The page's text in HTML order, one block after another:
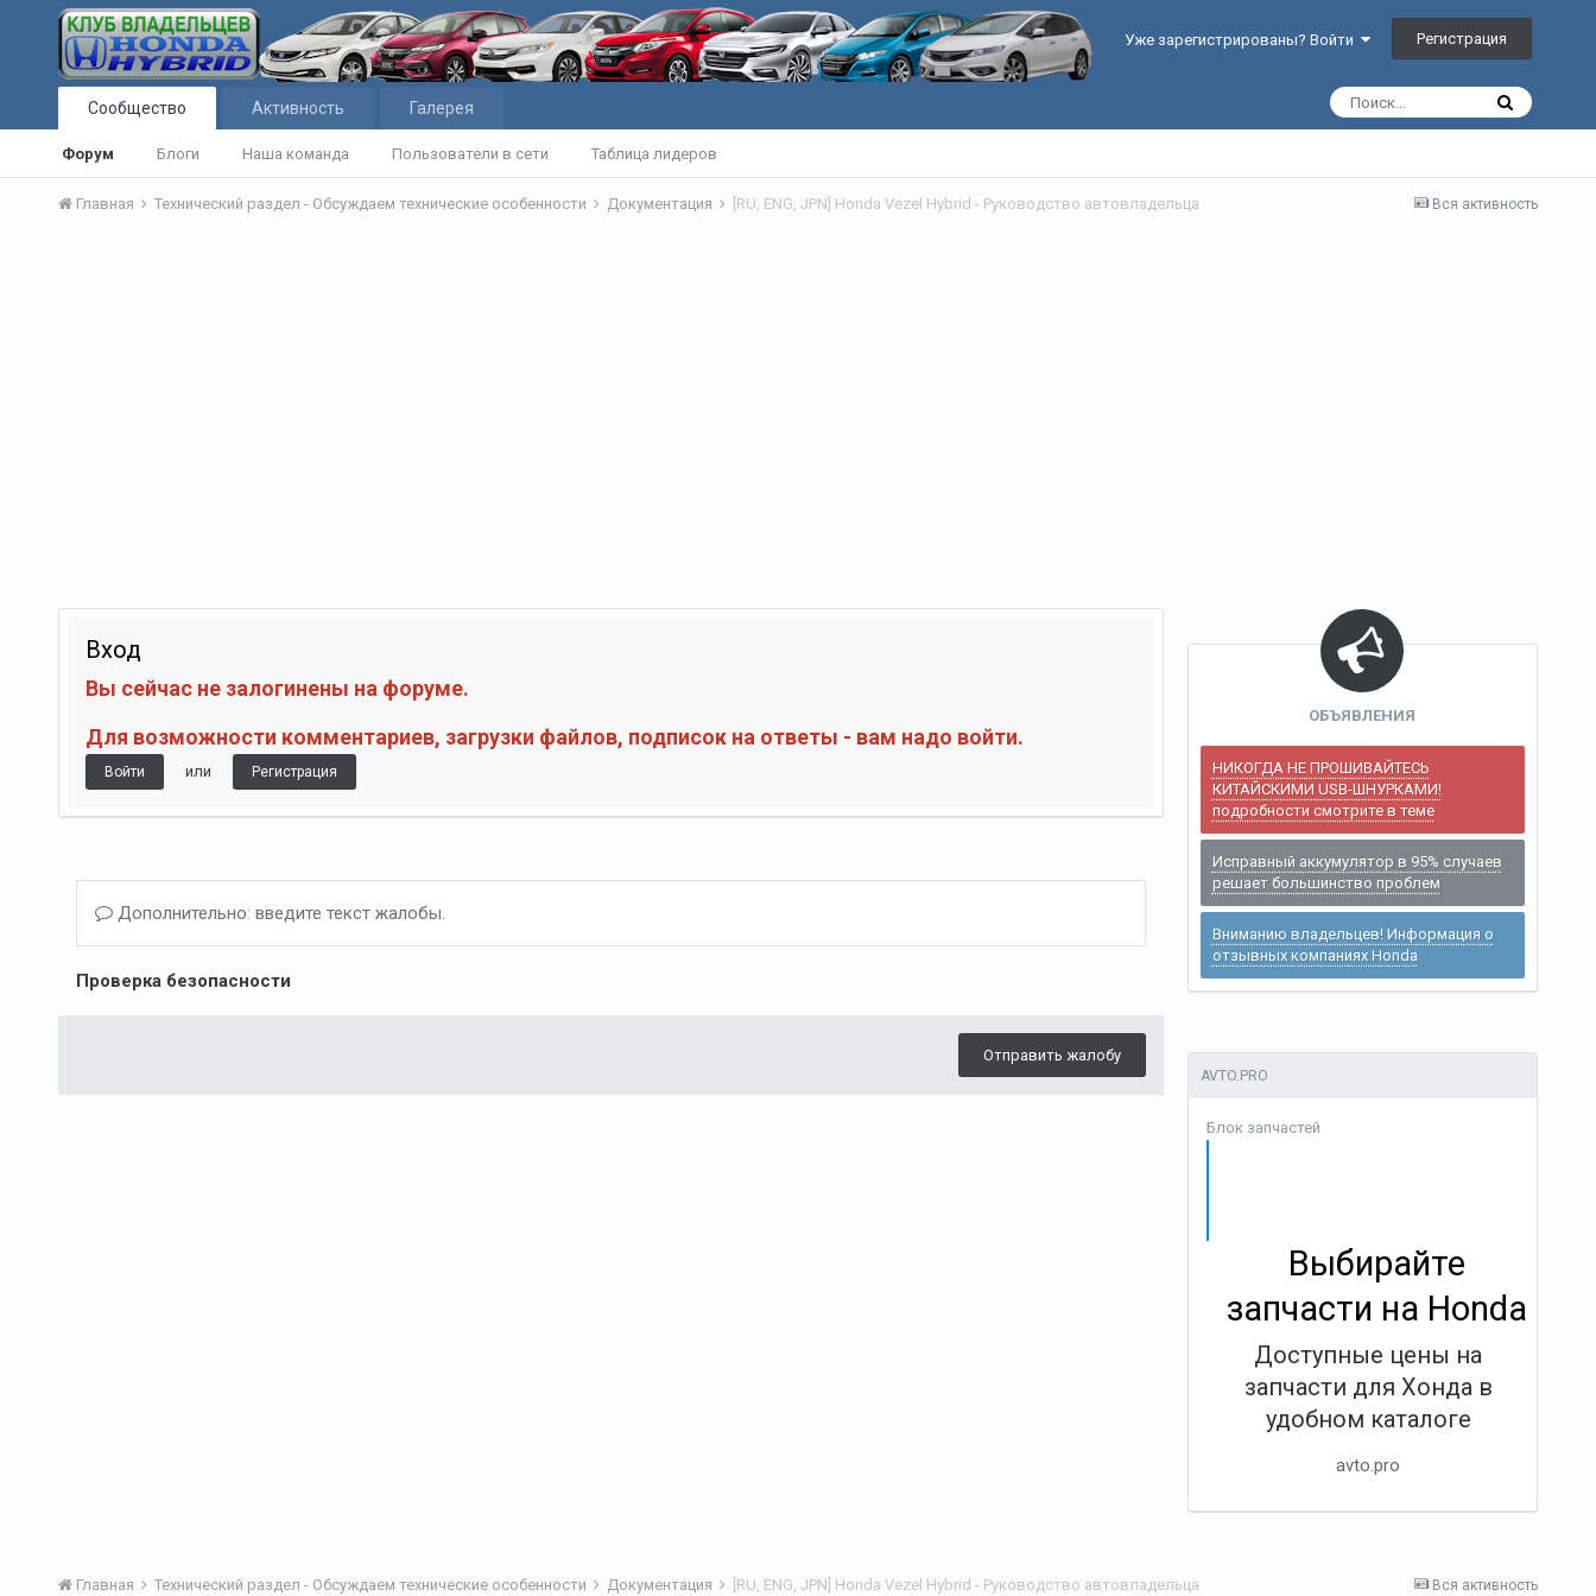
Уже зарегистрированы? Войти Регистрация
Сообщество
Форум Блоги Наша команда Пользователи в сети Таблица лидеров
Активность Галерея
Вся активность
Главная Технический раздел - Обсуждаем технические особенности Документация [RU, ENG, JPN] Honda Vezel Hybrid - Руководство автовладельца
Вход
Вы сейчас не залогинены на форуме.
Для возможности комментариев, загрузки файлов, подписок на ответы - вам надо войти.
Войти или Регистрация
Дополнительно: введите текст жалобы.
Проверка безопасности
Отправить жалобу
ОБЪЯВЛЕНИЯ
НИКОГДА НЕ ПРОШИВАЙТЕСЬ
КИТАЙСКИМИ USB-ШНУРКАМИ!
подробности смотрите в теме
Исправный аккумулятор в 95% случаев
решает большинство проблем
Вниманию владельцев! Информация о
отзывных компаниях Honda
AVTO.PRO
Блок запчастей
Выбирайте
запчасти на Honda
Доступные цены на
запчасти для Хонда в
удобном каталоге
avto.pro
Вся активность
Главная Технический раздел - Обсуждаем технические особенности Документация [RU, ENG, JPN] Honda Vezel Hybrid - Руководство автовладельца